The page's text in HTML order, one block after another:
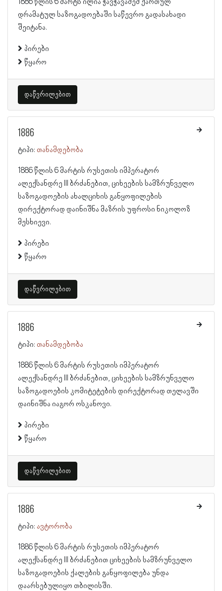
1886 წლის 6 მარტს ილია ჭავჭავაძემ ქართულ
დრამატულ საზოგადოებაში საწევრო გადასახადი
შეიტანა.
პირები
წყარო
დაწვრილებით
1886
ტიპი: თანამდებობა
1886 წლის 6 მარტის რუსეთის იმპერატორ
ალექსანდრე III ბრძანებით, ციხეების სამზრუნველო
საზოგადოების ახალციხის განყოფილების
დირექტორად დაინიშნა მაზრის უფროსი ნიკოლოზ
მესხიევი.
პირები
წყარო
დაწვრილებით
1886
ტიპი: თანამდებობა
1886 წლის 6 მარტის რუსეთის იმპერატორ
ალექსანდრე III ბრძანებით, ციხეების სამზრუნველო
საზოგადოების კომიტეტების დირექტორად თელავში
დაინიშნა იაგორ ოსკანოვი.
პირები
წყარო
დაწვრილებით
1886
ტიპი: ავტორობა
1886 წლის 6 მარტის რუსეთის იმპერატორ
ალექსანდრე III ბრძანებით ციხეების სამზრუნველო
საზოგადოების ქალების განყოფილება უნდა
დაარსებულიყო თბილისში.